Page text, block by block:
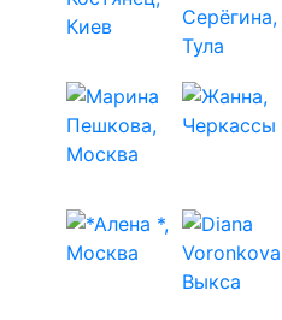
даже превосходить людей
наверное зависит от
Пишите,буду стараться
личного опыта и